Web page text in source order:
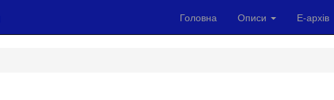
Головна Описи Е-архів